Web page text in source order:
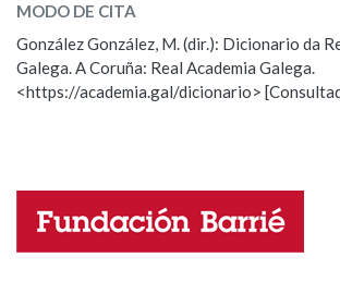
ESCOLLE UNHA OPCIÓN:
Observación Hai un erro na
Nome
MODO DE CITA
González González, M. (dir.): Dicionario da
Galega. A Coruña: Real Academia Galega.
<https://academia.gal/dicionario>